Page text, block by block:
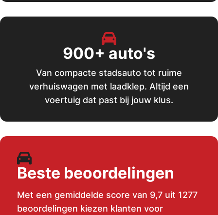
900+ auto's
Van compacte stadsauto tot ruime
verhuiswagen met laadklep. Altijd een
voertuig dat past bij jouw klus.
Beste beoordelingen
Met een gemiddelde score van 9,7 uit 1277
beoordelingen kiezen klanten voor